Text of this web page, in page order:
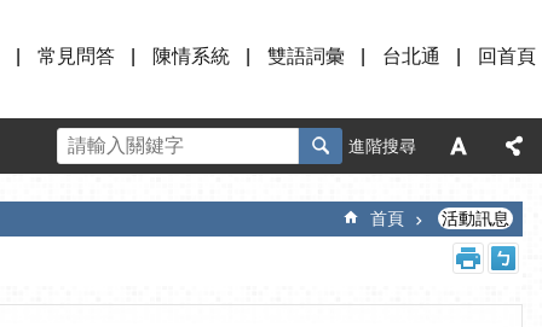
常見問答 陳情系統 雙語詞彙 台北通 回首頁
進階搜尋
首頁 活動訊息